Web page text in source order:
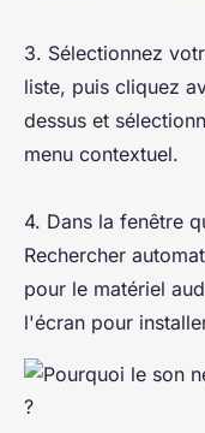
3. Sélectionnez
liste, puis cliquez
dessus et
menu contextuel.
4. Dans la fenêtre
Rechercher
pour le matériel
l'écran pour